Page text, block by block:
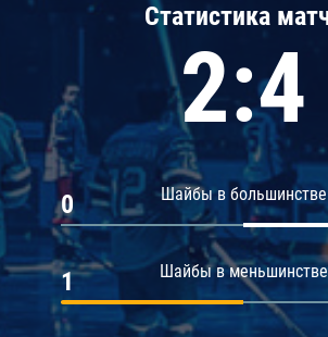
Статистика
2:4
Шайбы в большинстве
0
Шайбы в меньшинстве
1